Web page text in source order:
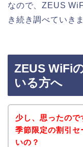
なので、ZEUS
き続き調べていき
ZEUS WiFi
いる方へ
少し、思ったの
季節限定の割引
いの？